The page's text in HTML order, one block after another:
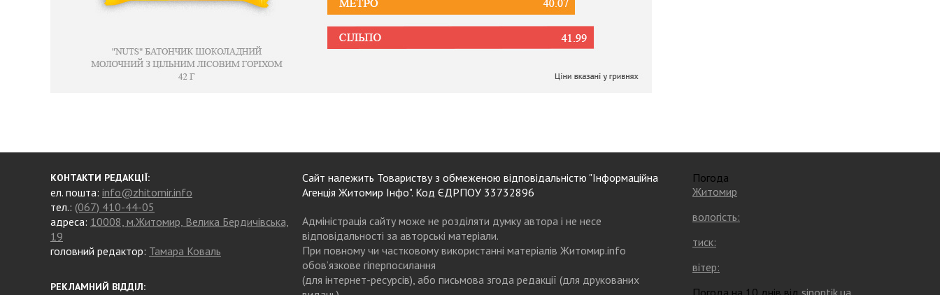
КОНТАКТИ РЕДАКЦІЇ:
ел. пошта: info@zhitomir.info
тел.: (067) 410-44-05
адреса: 10008, м.Житомир, Велика Бердичівська,
19
головний редактор: Тамара Коваль
РЕКЛАМНИЙ ВІДДІЛ:
Сайт належить Товариству з обмеженою відповідальністю "Інформаційна
Агенція Житомир Інфо". Код ЄДРПОУ 33732896
Адміністрація сайту може не розділяти думку автора і не несе
відповідальності за авторські матеріали.
При повному чи частковому використанні матеріалів Житомир.info
обов’язкове гіперпосилання
(для інтернет-ресурсів), або письмова згода редакції (для друкованих
Погода
Житомир
вологість:
тиск:
вітер:
Погода на 10 днів від sinoptik.ua